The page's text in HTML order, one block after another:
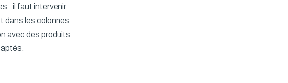
: il faut intervenir
dans les colonnes
avec des produits